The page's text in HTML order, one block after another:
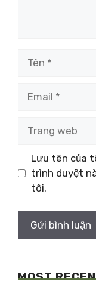
Lưu tên của
trình duyệt
tôi.
MOST